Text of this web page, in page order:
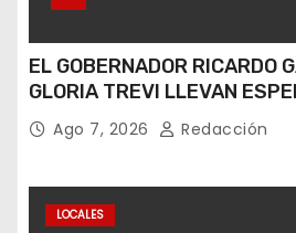
EL GOBERNADOR RICARDO
GLORIA TREVI LLEVAN
Ago 7, 2026 Redacción
LOCALES